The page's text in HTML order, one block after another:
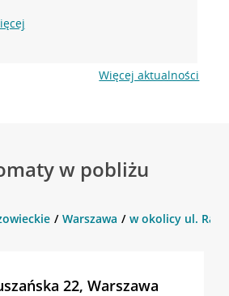
Więcej aktualności
w pobliżu
Warszawa w okolicy ul.
22, Warszawa